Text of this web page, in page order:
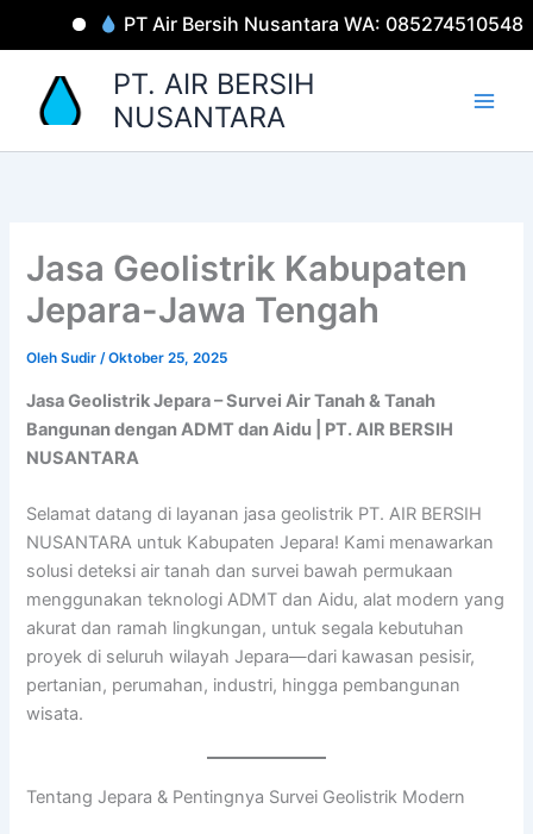
PT Air Bersih Nusantara WA: 085274510548
PT. AIR BERSIH
NUSANTARA
Jasa Geolistrik Kabupaten
Jepara-Jawa Tengah
OlehSudir/Oktober 25, 2025
Jasa Geolistrik Jepara – Survei Air Tanah & Tanah
Bangunan dengan ADMT dan Aidu | PT. AIR BERSIH
NUSANTARA
Selamat datang di layanan jasa geolistrik PT. AIR BERSIH
NUSANTARA untuk Kabupaten Jepara! Kami menawarkan
solusi deteksi air tanah dan survei bawah permukaan
menggunakan teknologi ADMT dan Aidu, alat modern yang
akurat dan ramah lingkungan, untuk segala kebutuhan
proyek di seluruh wilayah Jepara—dari kawasan pesisir,
pertanian, perumahan, industri, hingga pembangunan
wisata.
Tentang Jepara & Pentingnya Survei Geolistrik Modern